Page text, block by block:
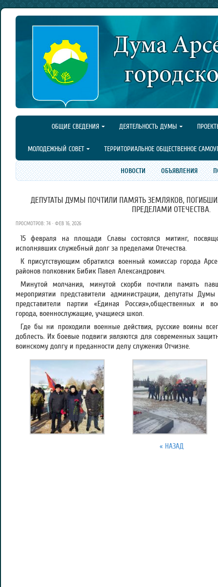
ОБЩИЕ СВЕДЕНИЯ ДЕЯТЕЛЬНОСТЬ ДУМЫ
МОЛОДЕЖНЫЙ СОВЕТ ТЕРРИТОРИАЛЬНОЕ ОБЩЕСТВЕННОЕ
НОВОСТИ ОБЪЯВЛЕНИЯ
ДЕПУТАТЫ ДУМЫ ПОЧТИЛИ ПАМЯТЬ ЗЕМЛЯКОВ,
ПРЕДЕЛАМИ ОТЕЧЕСТВА.
ПРОСМОТРОВ: 74 · ФЕВ 16, 2026
15 февраля на площади Славы состоялся митинг,
исполнявших служебный долг за пределами Отечества.
К присутствующим обратился военный комиссар города
районов полковник Бибик Павел Александрович.
Минутой молчания, минутой скорби почтили память
мероприятии представители администрации, депутаты Думы
представители партии «Единая Россия»,общественных и
города, военнослужащие, учащиеся школ.
Где бы ни проходили военные действия, русские воины
доблесть. Их боевые подвиги являются для современных
воинскому долгу и преданности делу служения Отчизне.
« НАЗАД